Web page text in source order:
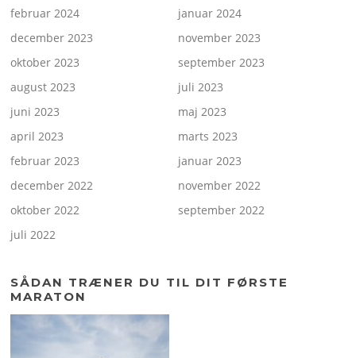
februar 2024
januar 2024
december 2023
november 2023
oktober 2023
september 2023
august 2023
juli 2023
juni 2023
maj 2023
april 2023
marts 2023
februar 2023
januar 2023
december 2022
november 2022
oktober 2022
september 2022
juli 2022
SÅDAN TRÆNER DU TIL DIT FØRSTE
MARATON